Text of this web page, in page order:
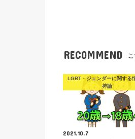
RECOMMEND
LGBT・ジェンダーに関する
持論
2021.10.7